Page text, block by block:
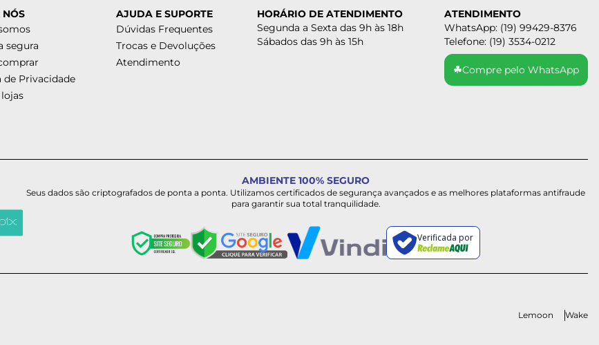
NÓS
segura
de Privacidade
AJUDA E SUPORTE
Dúvidas Frequentes
Trocas e Devoluções
Atendimento
HORÁRIO DE ATENDIMENTO
Segunda a Sexta das 9h às 18h
Sábados das 9h às 15h
ATENDIMENTO
WhatsApp: (19) 99429-8376
Telefone: (19) 3534-0212
☘Compre pelo WhatsApp
AMBIENTE 100% SEGURO
Seus dados são criptografados de ponta a ponta. Utilizamos certificados de segurança avançados e as melhores plataformas antifraude
para garantir sua total tranquilidade.
Verificada por
Lemoon Wake